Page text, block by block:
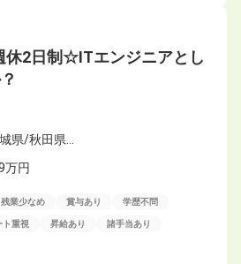
2日制☆ITエンジニアとし
県/秋田県…
万円
残業少なめ 賞与あり 学歴不問
ト重視 昇給あり 諸手当あり